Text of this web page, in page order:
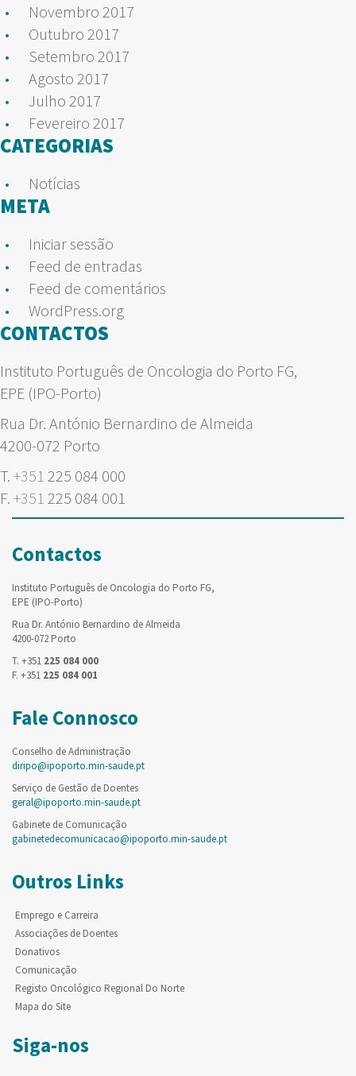
Novembro 2017
Outubro 2017
Setembro 2017
Agosto 2017
Julho 2017
Fevereiro 2017
CATEGORIAS
Notícias
META
Iniciar sessão
Feed de entradas
Feed de comentários
WordPress.org
CONTACTOS
Instituto Português de Oncologia do Porto FG,
EPE (IPO-Porto)
Rua Dr. António Bernardino de Almeida
4200-072 Porto
T. +351 225 084 000
F. +351 225 084 001
Contactos
Instituto Português de Oncologia do Porto FG,
EPE (IPO-Porto)
Rua Dr. António Bernardino de Almeida
4200-072 Porto
T. +351 225 084 000
F. +351 225 084 001
Fale Connosco
Conselho de Administração
diripo@ipoporto.min-saude.pt
Serviço de Gestão de Doentes
geral@ipoporto.min-saude.pt
Gabinete de Comunicação
gabinetedecomunicacao@ipoporto.min-saude.pt
Outros Links
Emprego e Carreira
Associações de Doentes
Donativos
Comunicação
Registo Oncológico Regional Do Norte
Mapa do Site
Siga-nos